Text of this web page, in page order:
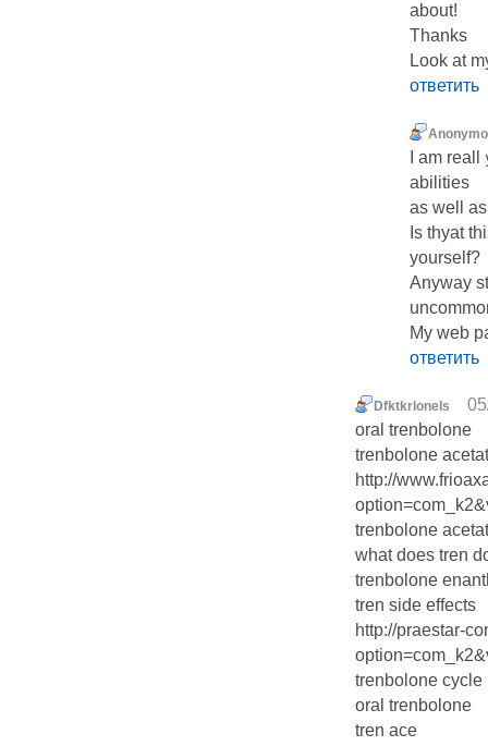
about!
Thanks
Look at
ответить
I am
abilities
aѕ well
Is thyat
yourself?
Anyway
My web
ответить
Dfktkrlonels
oral trenbolone
trenbolone
http://
trenbolone
what does tren
trenbolone
tren side effects
http://praestar-
trenbolone cycle
oral trenbolone
tren ace